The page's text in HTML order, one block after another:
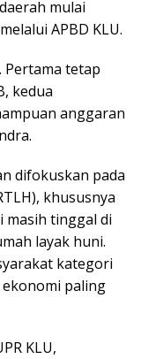
mulai
APBD KLU.
Pertama tetap
kedua
anggaran
difokuskan pada
khususnya
masih tinggal di
layak huni.
kategori
paling
KLU,